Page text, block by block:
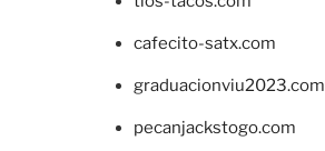
cafecito-satx.com
graduacionviu2023.com
pecanjackstogo.com